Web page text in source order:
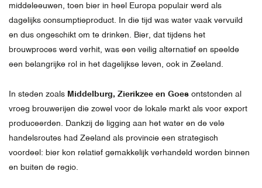
middeleeuwen, toen bier in heel Europa populair werd als
dagelijks consumptieproduct. In die tijd was water vaak vervuild
en dus ongeschikt om te drinken. Bier, dat tijdens het
brouwproces werd verhit, was een veilig alternatief en speelde
een belangrijke rol in het dagelijkse leven, ook in Zeeland.
In steden zoals Middelburg, Zierikzee en Goes ontstonden al
vroeg brouwerijen die zowel voor de lokale markt als voor export
produceerden. Dankzij de ligging aan het water en de vele
handelsroutes had Zeeland als provincie een strategisch
voordeel: bier kon relatief gemakkelijk verhandeld worden binnen
en buiten de regio.